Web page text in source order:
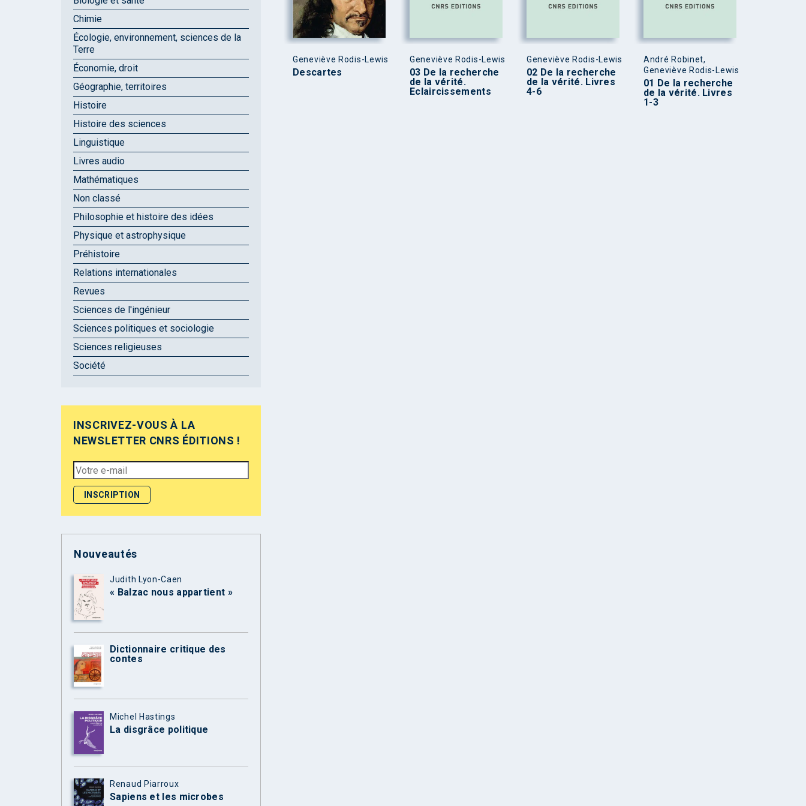
Geneviève Rodis-Lewis
Descartes
Geneviève Rodis-Lewis
03 De la recherche
de la vérité.
Eclaircissements
Geneviève Rodis-Lewis
02 De la recherche
de la vérité. Livres
4-6
André Robinet,
Geneviève Rodis-Lewis
01 De la recherche
de la vérité. Livres
1-3
Chimie
Écologie, environnement, sciences de la
Terre
Économie, droit
Géographie, territoires
Histoire
Histoire des sciences
Linguistique
Livres audio
Mathématiques
Non classé
Philosophie et histoire des idées
Physique et astrophysique
Préhistoire
Relations internationales
Revues
Sciences de l'ingénieur
Sciences politiques et sociologie
Sciences religieuses
Société
INSCRIVEZ-VOUS À LA
NEWSLETTER CNRS ÉDITIONS !
Nouveautés
Judith Lyon-Caen
« Balzac nous appartient »
Dictionnaire critique des
contes
Michel Hastings
La disgrâce politique
Renaud Piarroux
Sapiens et les microbes